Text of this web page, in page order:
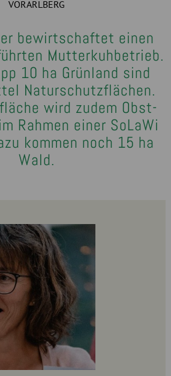
VORARLBERG
bewirtschaftet einen
Mutterkuhbetrieb.
10 ha Grünland sind
Naturschutzflächen.
wird zudem Obst-
Rahmen einer SoLaWi
kommen noch 15 ha
Wald.